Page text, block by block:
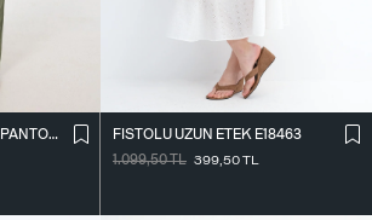
BELDEN İ̇P BAĞLAMALI PANTOLON PN16372-İ6
FISTOLU UZUN ETEK E18463
1.099,50TL 399,50TL